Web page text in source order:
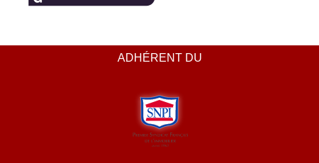
ADHÉRENT DU